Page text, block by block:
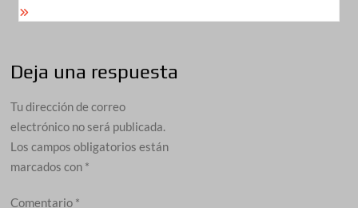
Deja una respuesta
Tu dirección de correo
electrónico no será publicada.
Los campos obligatorios están
marcados con *
Comentario *